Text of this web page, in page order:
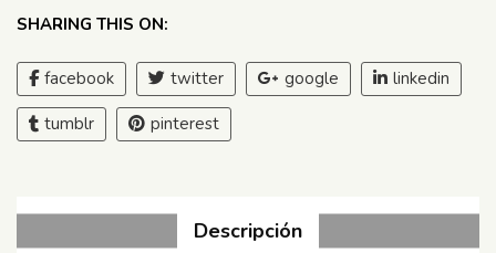
SHARING THIS ON:
facebook twitter google linkedin
tumblr pinterest
Descripción